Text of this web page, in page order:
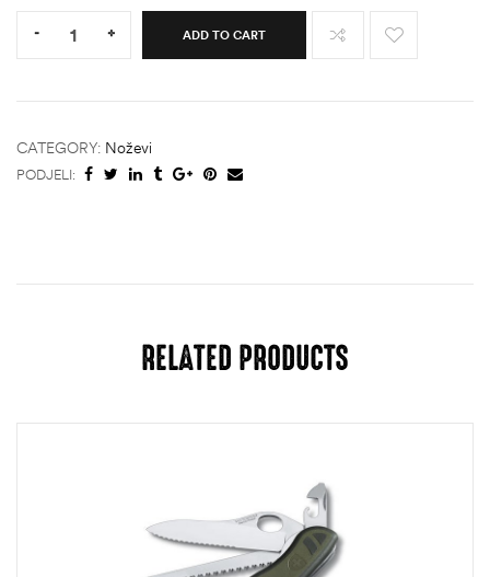
- + ADD TO CART
CATEGORY: Noževi
PODJELI:
RELATED PRODUCTS